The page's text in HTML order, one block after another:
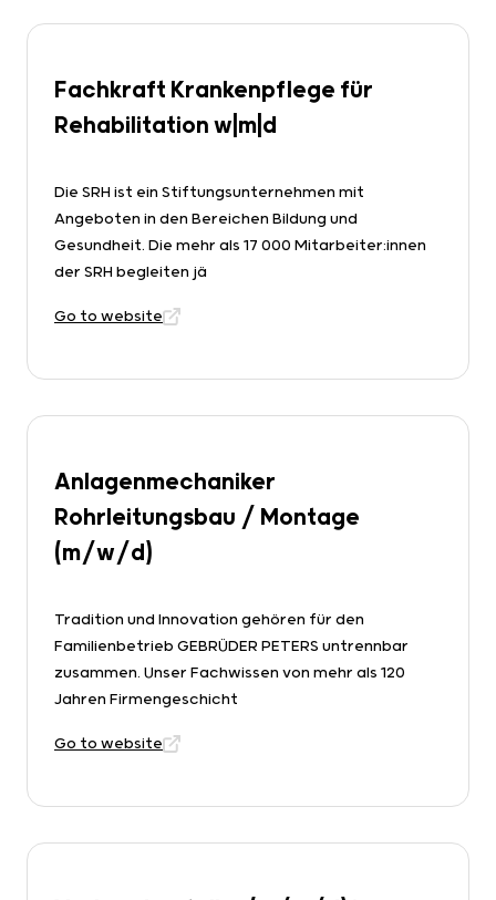
Fachkraft Krankenpflege für
Rehabilitation w|m|d
Die SRH ist ein Stiftungsunternehmen mit
Angeboten in den Bereichen Bildung und
Gesundheit. Die mehr als 17 000 Mitarbeiter:innen
der SRH begleiten jä
Go to website
Anlagenmechaniker
Rohrleitungsbau / Montage
(m/w/d)
Tradition und Innovation gehören für den
Familienbetrieb GEBRÜDER PETERS untrennbar
zusammen. Unser Fachwissen von mehr als 120
Jahren Firmengeschicht
Go to website